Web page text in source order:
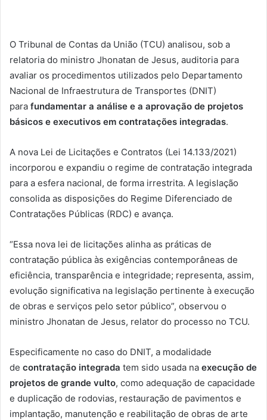
O Tribunal de Contas da União (TCU) analisou, sob a
relatoria do ministro Jhonatan de Jesus, auditoria para
avaliar os procedimentos utilizados pelo Departamento
Nacional de Infraestrutura de Transportes (DNIT)
para fundamentar a análise e a aprovação de projetos
básicos e executivos em contratações integradas.
A nova Lei de Licitações e Contratos (Lei 14.133/2021)
incorporou e expandiu o regime de contratação integrada
para a esfera nacional, de forma irrestrita. A legislação
consolida as disposições do Regime Diferenciado de
Contratações Públicas (RDC) e avança.
“Essa nova lei de licitações alinha as práticas de
contratação pública às exigências contemporâneas de
eficiência, transparência e integridade; representa, assim,
evolução significativa na legislação pertinente à execução
de obras e serviços pelo setor público”, observou o
ministro Jhonatan de Jesus, relator do processo no TCU.
Especificamente no caso do DNIT, a modalidade
de contratação integrada tem sido usada na execução de
projetos de grande vulto, como adequação de capacidade
e duplicação de rodovias, restauração de pavimentos e
implantação, manutenção e reabilitação de obras de arte